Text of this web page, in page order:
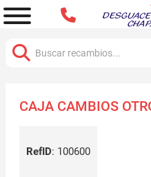
CAJA CAMBIOS
RefID: 100600